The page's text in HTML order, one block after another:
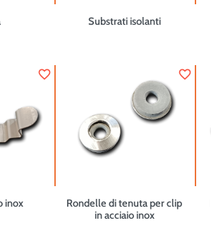
Substrati isolanti
inox
favorite_border
Rondelle di tenuta per clip
in acciaio inox
favorite_border